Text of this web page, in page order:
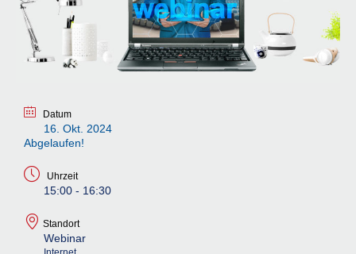
Datum
16. Okt. 2024
Abgelaufen!
Uhrzeit
15:00 - 16:30
Standort
Webinar